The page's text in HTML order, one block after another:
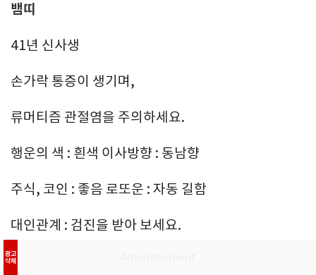
뱀띠
41년 신사생
손가락 통증이 생기며,
류머티즘 관절염을 주의하세요.
행운의 색 : 흰색 이사방향 : 동남향
주식, 코인 : 좋음 로또운 : 자동 길함
대인관계 : 검진을 받아 보세요.
53년 계사생
광고
삭제